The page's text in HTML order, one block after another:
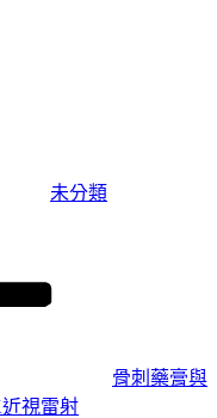
未分類
骨刺藥膏與
視雷射